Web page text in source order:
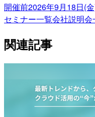
開催前2026年9月18日(
セミナー一覧会社説明会
関連記事